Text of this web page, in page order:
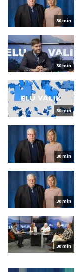
30 min
30 min
30 min
30 min
30 min
30 min